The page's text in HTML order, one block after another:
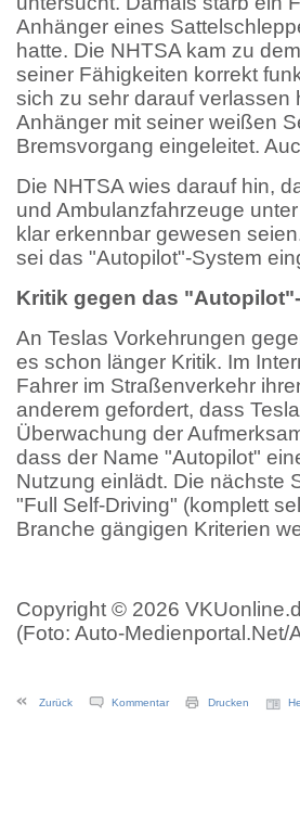
Anhänger eines
hatte. Die NHTSA kam zu
seiner Fähigkeiten korrekt
sich zu sehr darauf verlassen
Anhänger mit seiner weißen
Bremsvorgang eingeleitet.
Die NHTSA wies darauf hin,
und Ambulanzfahrzeuge
klar erkennbar gewesen
sei das "Autopilot"-System
Kritik gegen das
An Teslas Vorkehrungen
es schon länger Kritik. Im
Fahrer im Straßenverkehr
anderem gefordert, dass
Überwachung der
dass der Name "Autopilot"
Nutzung einlädt. Die nächste
"Full Self-Driving" (komplett
Branche gängigen Kriterien
Copyright © 2026
(Foto: Auto-Medienportal.Net/
Zurück Kommentar Drucken